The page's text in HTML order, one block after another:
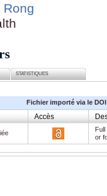
Rong
STATISTIQUES
Fichier importé via le DOI
Accès
or